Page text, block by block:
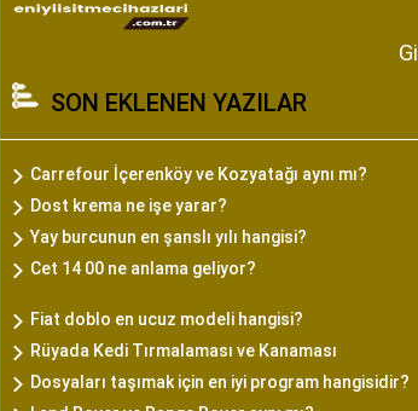
SON EKLENEN YAZILAR
Carrefour İçerenköy ve Kozyatağı aynı mı?
Dost krema ne işe yarar?
Yay burcunun en şanslı yılı hangisi?
Cet 14 00 ne anlama geliyor?
Fiat doblo en ucuz modeli hangisi?
Rüyada Kedi Tırmalaması ve Kanaması
Dosyaları taşımak için en iyi program hangisidir?